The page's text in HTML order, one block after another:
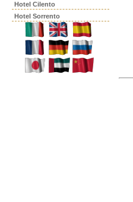
Hotel Cilento
Hotel Sorrento